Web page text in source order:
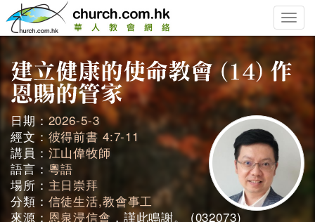
Toggle
日期：2026-5-3
經文： 彼得前書 4:7-11
講員： 江山偉牧師
語言： 粵語
場所： 主日崇拜
分類： 信徒生活,教會事工
來源： 恩泉浸信會 ，謹此鳴謝。 (032073)